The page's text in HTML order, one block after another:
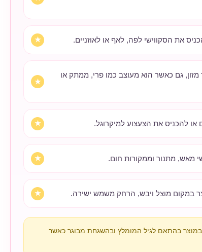
את הסקווישי לפה, לאף או לאוזניים.
מזון, גם כאשר הוא מעוצב כמו פרי, ממתק או
או להכניס את הצעצוע למיקרוגל.
מאש, מתנור וממקורות חום.
במקום מוצל ויבש, הרחק משמש ישירה.
בהתאם לגיל המומלץ ובהשגחת מבוגר כאשר